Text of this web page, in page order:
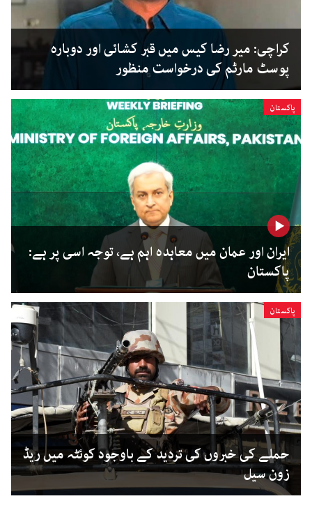
کراچی: میر رضا کیس میں قبر کشائی اور دوبارہ
پوسٹ مارٹم کی درخواست منظور
پاکستان
ایران اور عمان میں معاہدہ اہم ہے، توجہ اسی پر ہے:
پاکستان
پاکستان
حملے کی خبروں کی تردید کے باوجود کوئٹہ میں ریڈ
زون سیل